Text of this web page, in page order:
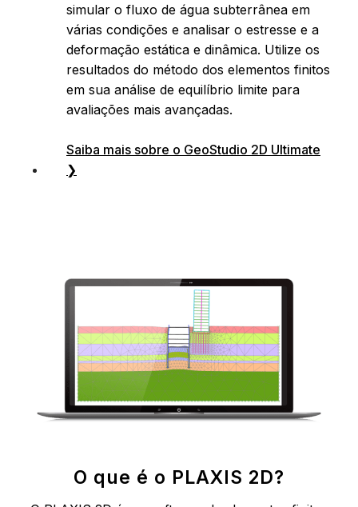
simular o fluxo de água subterrânea em
várias condições e analisar o estresse e a
deformação estática e dinâmica. Utilize os
resultados do método dos elementos finitos
em sua análise de equilíbrio limite para
avaliações mais avançadas.
Saiba mais sobre o GeoStudio 2D Ultimate
❯
O que é o PLAXIS 2D?